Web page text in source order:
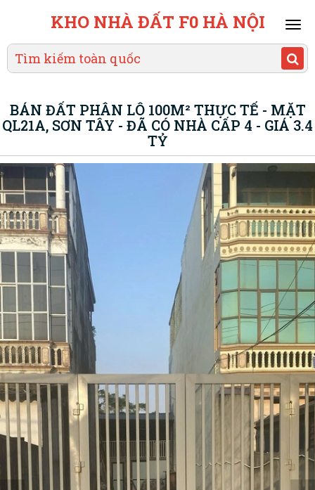
KHO NHÀ ĐẤT F0 HÀ NỘI
BÁN ĐẤT PHÂN LÔ 100M² THỰC TẾ - MẶT
QL21A, SƠN TÂY - ĐÃ CÓ NHÀ CẤP 4 - GIÁ 3.4
TỶ